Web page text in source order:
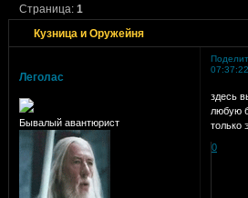
Кузница и Оружейня
Страница:1
07:37:22
Леголас
Бывалый авантюрист
здесь
любую
только
0